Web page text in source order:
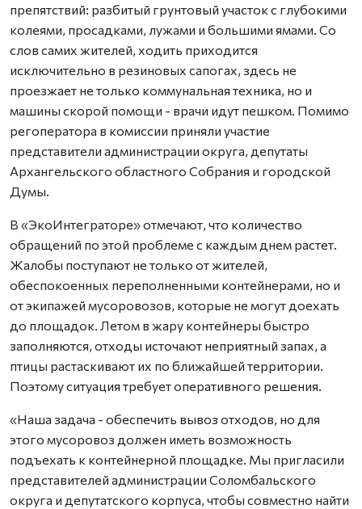
препятствий: разбитый грунтовый участок с глубокими
колеями, просадками, лужами и большими ямами. Со
слов самих жителей, ходить приходится
исключительно в резиновых сапогах, здесь не
проезжает не только коммунальная техника, но и
машины скорой помощи - врачи идут пешком. Помимо
регоператора в комиссии приняли участие
представители администрации округа, депутаты
Архангельского областного Собрания и городской
Думы.
В «ЭкоИнтеграторе» отмечают, что количество
обращений по этой проблеме с каждым днем растет.
Жалобы поступают не только от жителей,
обеспокоенных переполненными контейнерами, но и
от экипажей мусоровозов, которые не могут доехать
до площадок. Летом в жару контейнеры быстро
заполняются, отходы источают неприятный запах, а
птицы растаскивают их по ближайшей территории.
Поэтому ситуация требует оперативного решения.
«Наша задача - обеспечить вывоз отходов, но для
этого мусоровоз должен иметь возможность
подъехать к контейнерной площадке. Мы пригласили
представителей администрации Соломбальского
округа и депутатского корпуса, чтобы совместно найти